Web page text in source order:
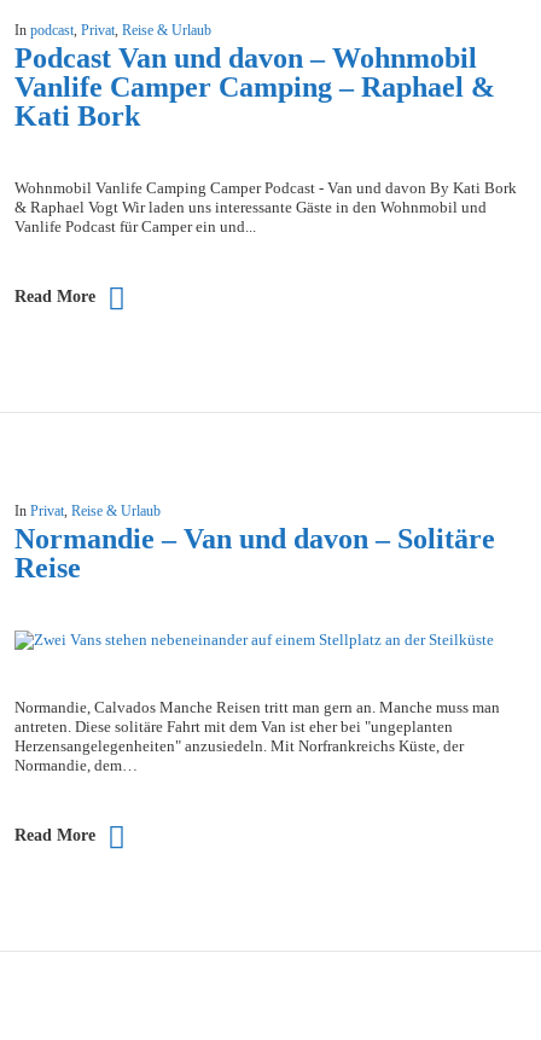
Inpodcast,Privat,Reise & Urlaub
Podcast Van und davon – Wohnmobil
Vanlife Camper Camping – Raphael &
Kati Bork
Wohnmobil Vanlife Camping Camper Podcast - Van und davon By Kati Bork
& Raphael Vogt Wir laden uns interessante Gäste in den Wohnmobil und
Vanlife Podcast für Camper ein und...
Read More
InPrivat,Reise & Urlaub
Normandie – Van und davon – Solitäre
Reise
Normandie, Calvados Manche Reisen tritt man gern an. Manche muss man
antreten. Diese solitäre Fahrt mit dem Van ist eher bei "ungeplanten
Herzensangelegenheiten" anzusiedeln. Mit Norfrankreichs Küste, der
Normandie, dem…
Read More